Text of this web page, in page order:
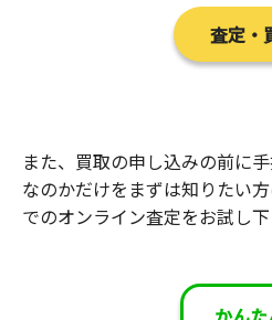
査定・
また、買取の申し込みの前に
なのかだけをまずは知りたい
でのオンライン査定をお試し